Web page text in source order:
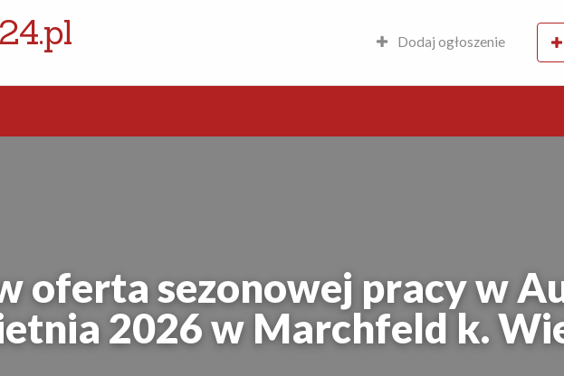
Dodaj ogłoszenie
oferta sezonowej pracy w
2026 w Marchfeld k.